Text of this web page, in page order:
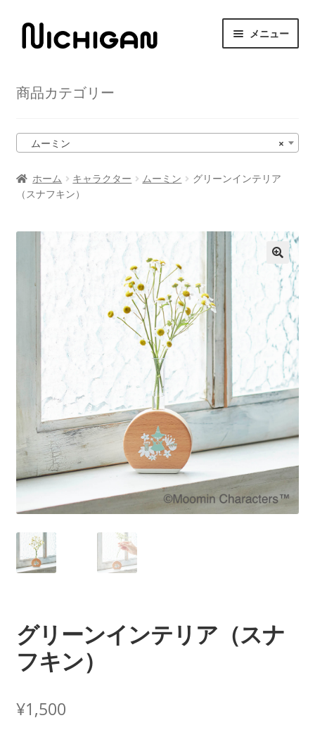
ナ
ビ
シ
ン
へ
キ
ッ
コ
ン
ツ
ス
キ
プ
メニュー
メ
ニ
ュ
開
商品紹介
サ
メ
ー
を
展
開
取扱店舗
ブ
メ
ニ
ュ
ー
を
展
開
商品カテゴリー
×
ムーミン
ホーム キャラクター ムーミン
グリーンインテリア
（スナフキン）
グリーンインテリア（スナ
フキン）
¥1,500